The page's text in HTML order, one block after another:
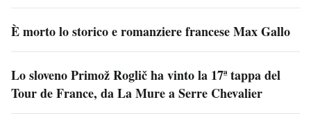
È morto lo storico e romanziere francese Max Gallo
Lo sloveno Primož Roglič ha vinto la 17ª tappa del
Tour de France, da La Mure a Serre Chevalier